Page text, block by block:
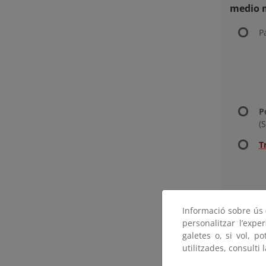
medio
Bloque
Informació sobre
personalitzar
galetes o, si vol,
utilitzades, consulti